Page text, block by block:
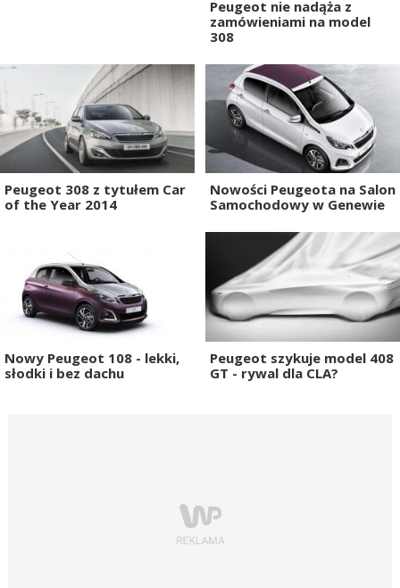
Peugeot nie nadąża z
zamówieniami na model
308
Peugeot 308 z tytułem Car
of the Year 2014
Nowości Peugeota na Salon
Samochodowy w Genewie
Nowy Peugeot 108 - lekki,
słodki i bez dachu
Peugeot szykuje model 408
GT - rywal dla CLA?